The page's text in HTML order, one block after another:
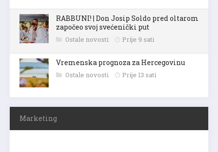
RABBUNI! | Don Josip Soldo pred oltarom
započeo svoj svećenički put
Ostale novosti Prije 9 sati
Vremenska prognoza za Hercegovinu
Ostale novosti Prije 13 sati
Marketing